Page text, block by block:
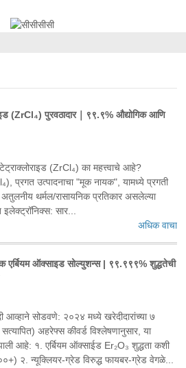
(ZrCl₄) पुरवठादार｜९९.९% औद्योगिक आणि
(ZrCl₄) का महत्त्वाचे आहे?
प्रगत उत्पादनाचा "मूक नायक", यामध्ये प्रगती
अतुलनीय थर्मल/रासायनिक प्रतिकार असलेल्या
सार...
अधिक वाचा
एर्बियम ऑक्साइड सोल्युशन्स | ९९.९९९% शुद्धतेची
आव्हाने सोडवणे: २०२४ मध्ये खरेदीदारांच्या ७
अहरेफ्स कीवर्ड विश्लेषणानुसार, या
आहे: १. एर्बियम ऑक्साईड Er₂O₃ शुद्धता कशी
२. न्यूक्लियर-ग्रेड विरुद्ध फायबर-ग्रेड वेगळे...